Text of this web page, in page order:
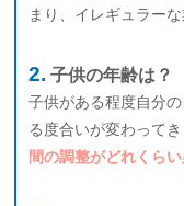
まり、イレギュラー
子供の年齢は？
子供がある程度自分
る度合いが変わってき
間の調整がどれくら